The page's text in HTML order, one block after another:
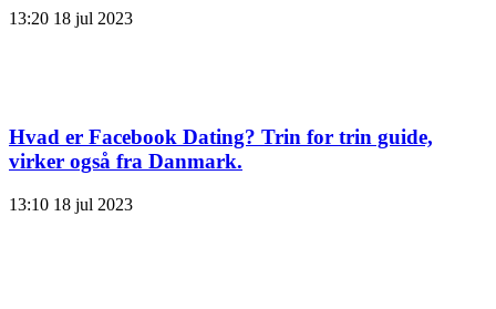
13:20 18 jul 2023
Hvad er Facebook Dating? Trin for trin guide,
virker også fra Danmark.
13:10 18 jul 2023